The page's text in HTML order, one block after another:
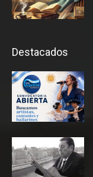
Destacados